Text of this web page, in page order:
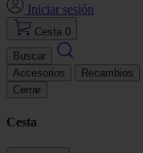
Iniciar sesión
Cesta 0
Buscar
Accesorios
Recambios
Cerrar
Cesta